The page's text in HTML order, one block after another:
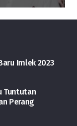
Imlek 2023
Tuntutan
Perang